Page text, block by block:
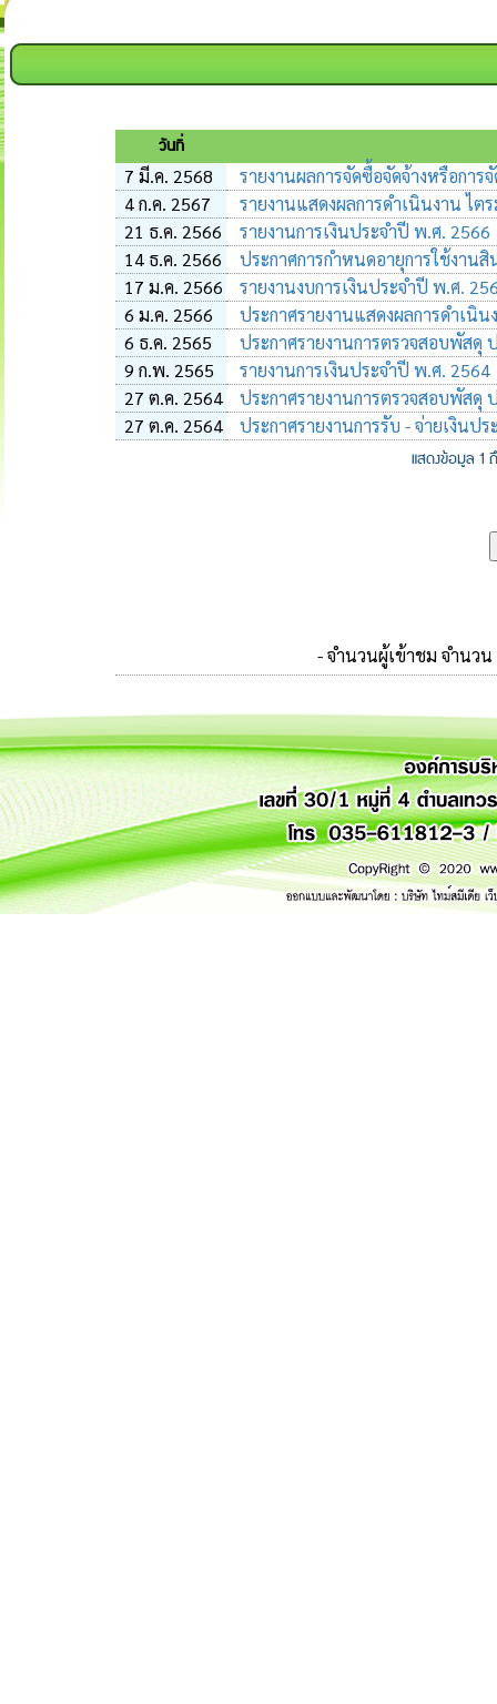
วันที่
7 มี.ค. 2568
รายงานผลการจัดซื้อจัดจ้างหรือกา
4 ก.ค. 2567
รายงานแสดงผลการดำเนินงาน ไต
21 ธ.ค. 2566
รายงานการเงินประจำปี พ.ศ. 2566
14 ธ.ค. 2566
ประกาศการกำหนดอายุการใช้งา
17 ม.ค. 2566
รายงานงบการเงินประจำปี พ.ศ.
6 ม.ค. 2566
ประกาศรายงานแสดงผลการดำเนิ
6 ธ.ค. 2565
ประกาศรายงานการตรวจสอบพัสดุ
9 ก.พ. 2565
รายงานการเงินประจำปี พ.ศ. 2564
27 ต.ค. 2564
ประกาศรายงานการตรวจสอบพัสดุ
27 ต.ค. 2564
ประกาศรายงานการรับ - จ่ายเงินป
แสดงข้อมูล
- จำนวนผู้เข้าชม จำนวน